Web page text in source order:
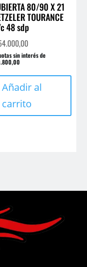
80/90 X 21
TOURANCE
48 sdp
sin interés de
Añadir al
carrito